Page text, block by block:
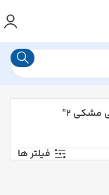
۲”
فیلتر ها